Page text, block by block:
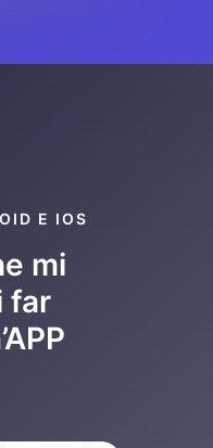
E IOS
mi
far